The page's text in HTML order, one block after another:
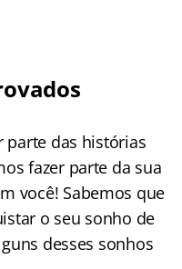
parte das histórias
fazer parte da sua
você! Sabemos que
o seu sonho de
desses sonhos